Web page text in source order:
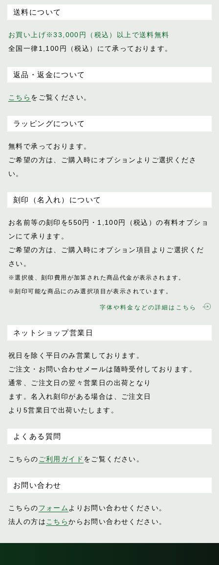
SOK
送料について
お買い上げ※33,000円（税込）以上で送料無料
全国一律1,100円（税込）にて承っております。
返品・返金について
こちら をご覧ください。
ラッピングについて
無料で承っております。
ご希望の方は、ご購入時にオプションより ご選択くださ
い。
刻印（名入れ）について
お名前等の刻印を550円・1,100円（税込）の有料オプショ
ンにて承ります。
ご希望の方は、ご購入時にオプション項目 よりご選択くだ
さい。
※選択後、刻印費用が加算された商品代金が表示 されます。
※刻印可能な商品にのみ選択項目が表示されてい ます。
字体や料金などの詳細はこちら
ネットショップ営業日
祝日を除く平日のみ営業しております。
ご注文・お問い合わせメールは随時受付し ております。
通常、ご注文日の翌々営業日の出荷となり
ます。名入れ刻印がある場合は、ご注文日
より5営業日で出荷いたします。
よくある質問
こちらの ご利用ガイド をご覧ください。
お問い合わせ
こちらのフォーム よりお問い合わせください。
法人の方は こちらからお問い合わせください。